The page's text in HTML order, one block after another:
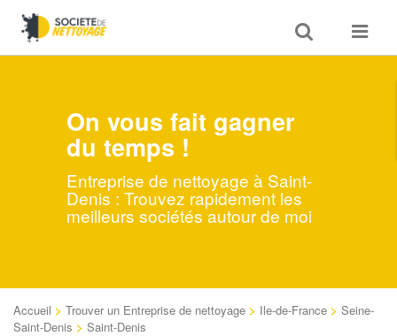
Toggle
search
Toggle
On vous fait gagner
du temps !
Entreprise de nettoyage à Saint-
Denis : Trouvez rapidement les
meilleurs sociétés autour de moi
Accueil > Trouver un Entreprise de nettoyage > Ile-de-France > Seine-
Saint-Denis > Saint-Denis